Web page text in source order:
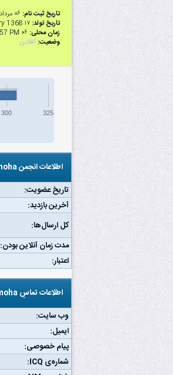
تاریخ ثبت نام: ۰۶ مرداد ۱۳۹۰
تاریخ تولد: ۱۷ January 1368 (37 ساله)
زمان محلی: ۰۶ August 2026 , 08:57 PM
وضعیت: آفلاین
300 325
اطلاعات انجمن moha
تاریخ عضویت:
آخرین بازدید:
کل ارسال‌ها:
مدت زمان آنلاین بودن:
اعتبار:
اطلاعات تماسِ moha
وب‌ سایت:
ایمیل:
پیام خصوصی:
شماره‌ی ICQ: